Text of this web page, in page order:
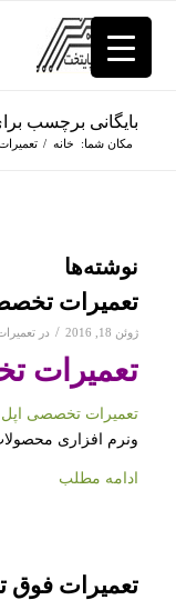
بایگانی برچسب
مکان شما: خانه /
نوشته‌ها
تعمیرات
ژوئن 18, 2016 / در
تعمیرات
تعمیرات تخصصی اپل
ونرم افزاری
ادامه مطلب
تعمیرات فوق